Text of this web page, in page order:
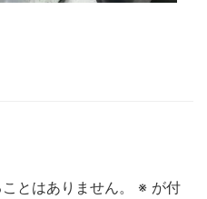
とはありません。 ※ が付